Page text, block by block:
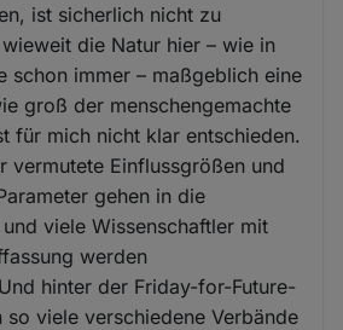
ist sicherlich nicht zu
die Natur hier – wie in
schon immer – maßgeblich eine
groß der menschengemachte
für mich nicht klar entschieden.
vermutete Einflussgrößen und
gehen in die
viele Wissenschaftler mit
werden
hinter der Friday-for-Future-
so viele verschiedene Verbände